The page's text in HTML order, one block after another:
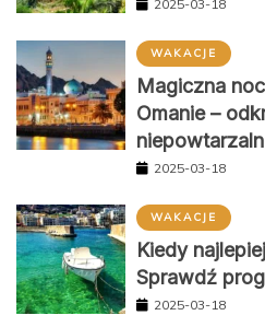
2025-03-18
WAKACJE
Magiczna
Omanie –
2025-03-18
WAKACJE
Kiedy
Sprawdź
2025-03-18